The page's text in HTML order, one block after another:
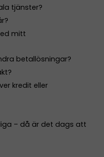
tjänster?
mitt
betallösningar?
kredit eller
– då är det dags att